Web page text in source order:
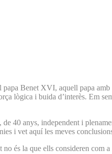
Benet XVI, aquell papa
lògica i buida d’interès. Em
40 anys, independent i
i vet aquí les meves
és la que ells consideren com